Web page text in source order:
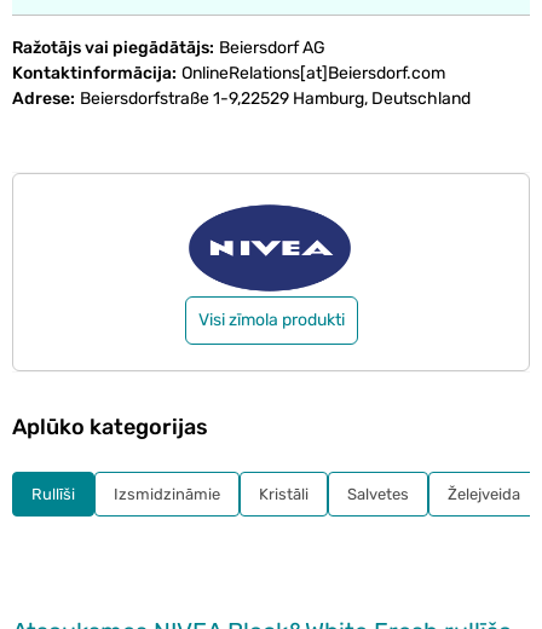
Ražotājs vai piegādātājs Beiersdorf AG
Kontaktinformācija OnlineRelations[at]Beiersdorf.com
Adrese Beiersdorfstraße 1-9,22529 Hamburg, Deutschland
Visi zīmola produkti
Aplūko kategorijas
Rullīši Izsmidzināmie Kristāli Salvetes Želejveida